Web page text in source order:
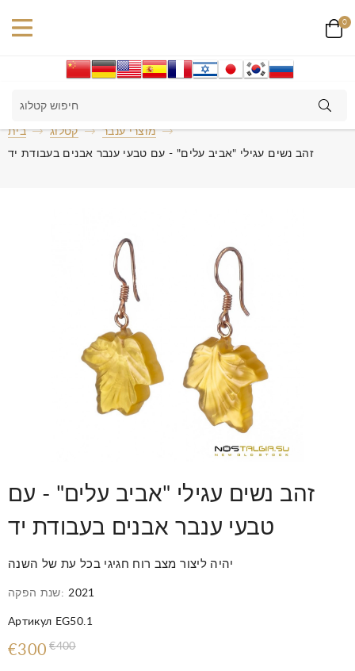
0
בית קטלוג
מוצרי ענבר
זהב נשים עגילי "אביב עלים" - עם טבעי ענבר אבנים בעבודת יד
זהב נשים עגילי "אביב עלים" - עם
טבעי ענבר אבנים בעבודת יד
יהיה ליצור מצב רוח חגיגי בכל עת של השנה
שנת הפקה: 2021
Артикул EG50.1
€300 €400